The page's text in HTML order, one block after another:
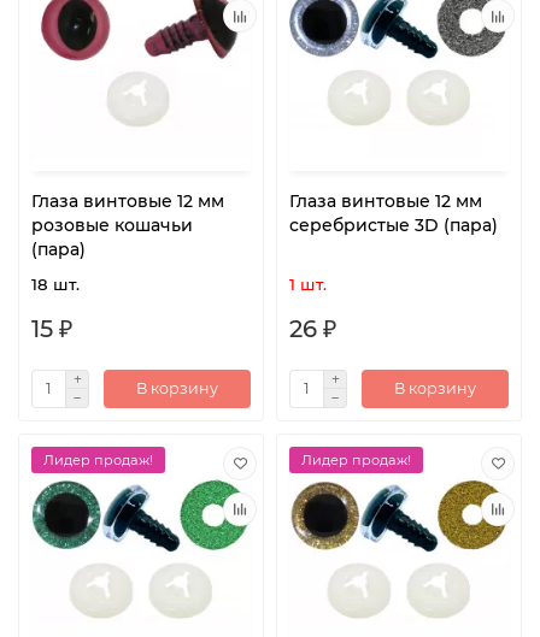
Глаза винтовые 12 мм
розовые кошачьи
(пара)
18 шт.
15 ₽
В корзину
Глаза винтовые 12 мм
серебристые 3D (пара)
1 шт.
26 ₽
В корзину
Лидер продаж! Лидер продаж!